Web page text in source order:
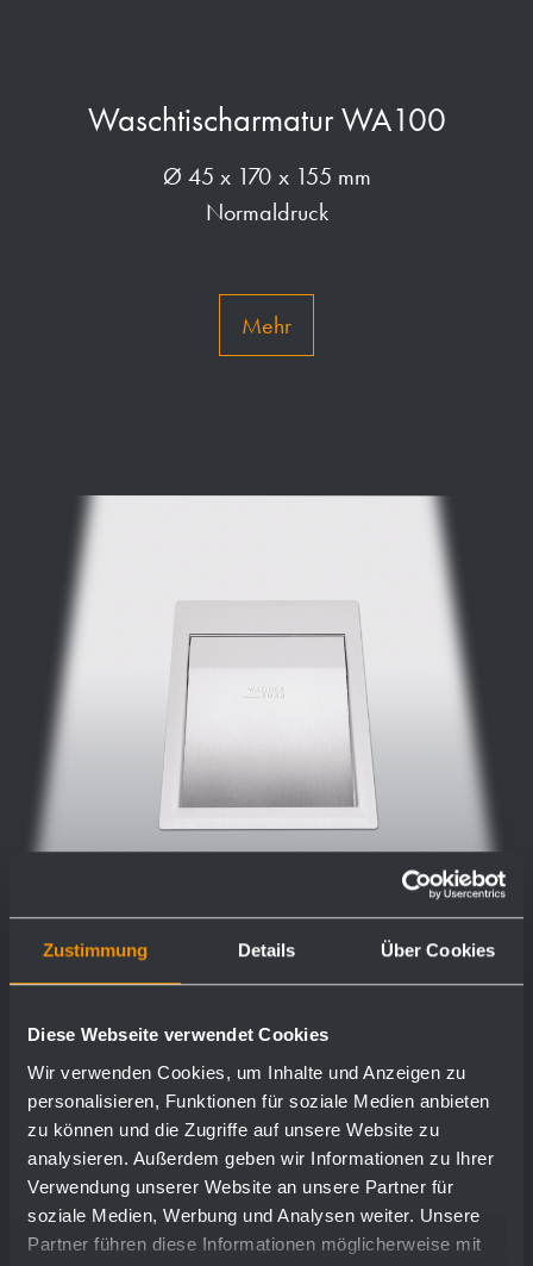
Zustimmung Details Über Cookies
Diese Webseite verwendet Cookies
Wir verwenden Cookies, um Inhalte und Anzeigen zu
personalisieren, Funktionen für soziale Medien anbieten
zu können und die Zugriffe auf unsere Website zu
analysieren. Außerdem geben wir Informationen zu Ihrer
Verwendung unserer Website an unsere Partner für
soziale Medien, Werbung und Analysen weiter. Unsere
Partner führen diese Informationen möglicherweise mit
Waschtischarmatur WA100
Ø 45 x 170 x 155 mm
Normaldruck
Mehr
170 x 235 x 30 mm
Mehr